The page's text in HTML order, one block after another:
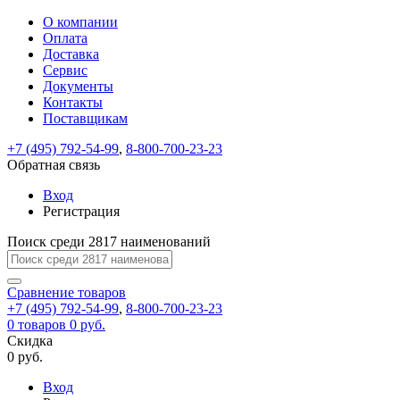
ВходРегистрация
Только
test@example.com
отправлена
по
ней
для
регистрации.
Ок
Только
Запомнить
меня
Забыли
Восстановление
пароля
Заполните
форму.
Мы
отправим
ссылку
на
указанный
электронный
адрес,
перейдя
по
которой
вы
новый
На
вашу
test@test.ru
отправлена
ссылка.
Перейдите
по
для
смены
пароля.
Введите
новый
пароль
Сменить
Пароль
успешно
Войти
Обратная
связь
Сообщение
пользовательского
соглашения
Ваше
сообщение
успешно
О компании
Оплата
Доставка
Сервис
Документы
Контакты
Поставщикам
+7 (495) 792-54-99, 8-800-700-23-23
Обратная связь
Вход
Регистрация
Поиск среди 2817 наименований
Сравнение товаров
+7 (495) 792-54-99, 8-800-700-23-23
0 товаров 0 руб.
Скидка
0 руб.
Вход